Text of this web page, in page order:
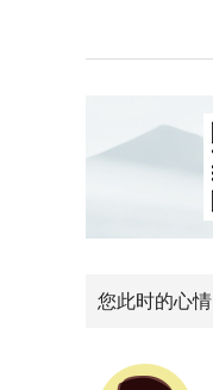
您此时的心情